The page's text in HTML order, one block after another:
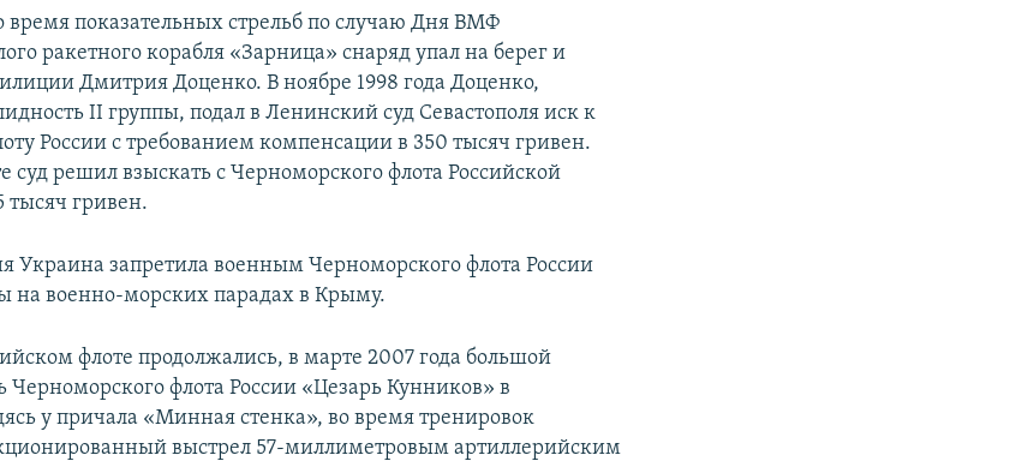
время показательных стрельб по случаю Дня ВМФ
ракетного корабля «Зарница» снаряд упал на берег и
Дмитрия Доценко. В ноябре 1998 года Доценко,
II группы, подал в Ленинский суд Севастополя иск к
России с требованием компенсации в 350 тысяч гривен.
суд решил взыскать с Черноморского флота Российской
тысяч гривен.
Украина запретила военным Черноморского флота России
на военно-морских парадах в Крыму.
флоте продолжались, в марте 2007 года большой
Черноморского флота России «Цезарь Кунников» в
у причала «Минная стенка», во время тренировок
выстрел 57-миллиметровым артиллерийским